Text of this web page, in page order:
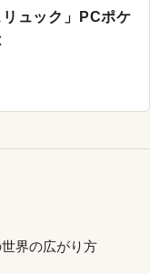
ュック」PCポケ
界の広がり方